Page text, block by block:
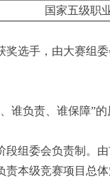
国家五级职
奖选手，由大赛组
谁负责、谁保障”的
段组委会负责制。
本级竞赛项目总